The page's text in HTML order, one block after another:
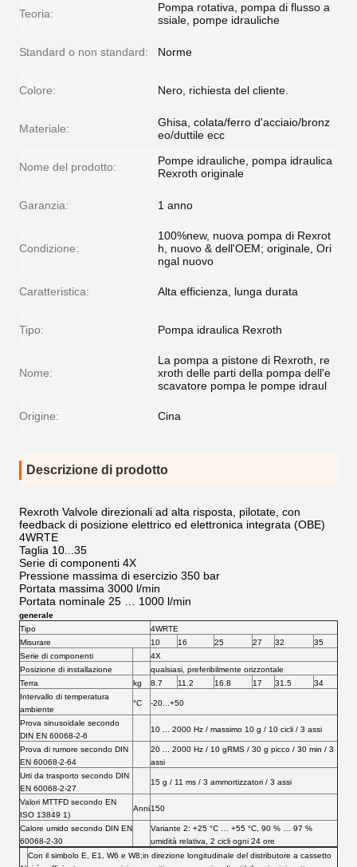
Teoria:
Pompa rotativa, pompa di flusso a
ssiale, pompe idrauliche
Standard o non standard: Norme
Colore: Nero, richiesta del cliente.
Materiale:
Ghisa, colata/ferro d'acciaio/bronz
eo/duttile ecc
Nome del prodotto:
Pompe idrauliche, pompa idraulica
Rexroth originale
Garanzia: 1 anno
Condizione:
100%new, nuova pompa di Rexrot
h, nuovo & dell'OEM; originale, Ori
ngal nuovo
Caratteristica: Alta efficienza, lunga durata
Tipo: Pompa idraulica Rexroth
Nome:
La pompa a pistone di Rexroth, re
xroth delle parti della pompa dell'e
scavatore pompa le pompe idraul
Origine: Cina
Descrizione di prodotto
Rexroth Valvole direzionali ad alta risposta, pilotate, con
feedback di posizione elettrico ed elettronica integrata (OBE)
4WRTE
Taglia 10...35
Serie di componenti 4X
Pressione massima di esercizio 350 bar
Portata massima 3000 l/min
Portata nominale 25 … 1000 l/min
generale
Tipo
4WRTE
Misurare
10 16 25 27 32
35
Serie di componenti
4X
Posizione di installazione
qualsiasi, preferibilmente orizzontale
Terra
kg 8.7 11.2 16.8 17 31.5
34
Intervallo di temperatura
ambiente
°C -20...+50
Prova sinusoidale secondo
DIN EN 60068-2-6
10 ... 2000 Hz / massimo 10 g / 10 cicli / 3 assi
Prova di rumore secondo DIN
EN 60068-2-64
20 ... 2000 Hz / 10 gRMS / 30 g picco / 30 min / 3
assi
Urti da trasporto secondo DIN
EN 60068-2-27
15 g / 11 ms / 3 ammortizzatori / 3 assi
Valori MTTFD secondo EN
ISO 13849 1)
Anni150
Calore umido secondo DIN EN
60068-2-30
Variante 2: +25 °C … +55 °C, 90 % … 97 %
umidità relativa, 2 cicli ogni 24 ore
Con il simbolo E, E1, W6 e W8;in direzione longitudinale del distributore a cassetto